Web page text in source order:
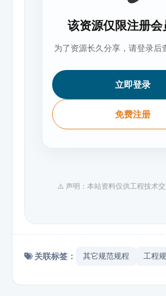
该资源仅限注册会
为了资源长久分享，请登录后
立即登录
免费注册
⚠️ 声明：本站资料仅供工程技术
关联标签： 其它规范规程 工程